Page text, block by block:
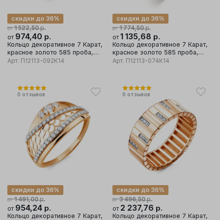
от 1 522,50р.
скидки до 36%
от 974,40 р.
Кольцо декоративное 7 Карат,
красное золото 585 проба,
вставка оникс
Арт. П12113-092К14
от 1 774,50р.
скидки до 36%
от 1 135,68 р.
Кольцо декоративное 7 Карат,
красное золото 585 проба,
вставка фианит
Арт. П12113-074К14
0 отзывов
от 1 491,00р.
скидки до 36%
от 954,24 р.
Кольцо декоративное 7 Карат,
0 отзывов
от 3 496,50р.
скидки до 36%
от 2 237,76 р.
Кольцо декоративное 7 Карат,